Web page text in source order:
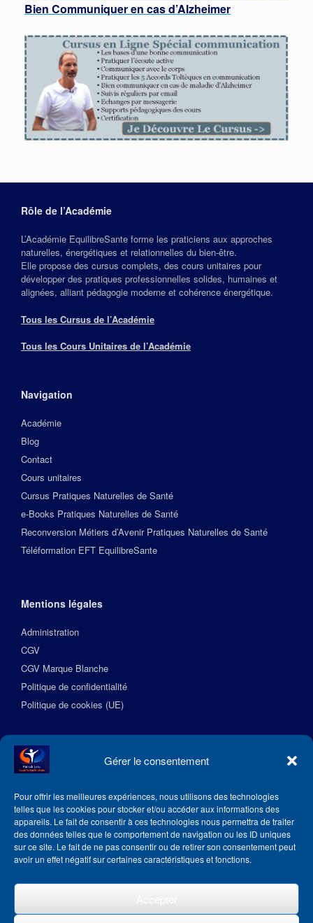
Gérer le consentement
Pour offrir les meilleures expériences, nous utilisons des technologies
telles que les cookies pour stocker et/ou accéder aux informations des
appareils. Le fait de consentir à ces technologies nous permettra de traiter
des données telles que le comportement de navigation ou les ID uniques
sur ce site. Le fait de ne pas consentir ou de retirer son consentement peut
avoir un effet négatif sur certaines caractéristiques et fonctions.
Bien Communiquer en cas d’Alzheimer
Rôle de l’Académie
L’Académie EquilibreSante forme les praticiens aux approches
naturelles, énergétiques et relationnelles du bien‑être.
Elle propose des cursus complets, des cours unitaires pour
développer des pratiques professionnelles solides, humaines et
alignées, alliant pédagogie moderne et cohérence énergétique.
Tous les Cursus de l’Académie
Tous les Cours Unitaires de l’Académie
Navigation
Académie
Blog
Contact
Cours unitaires
Cursus Pratiques Naturelles de Santé
e-Books Pratiques Naturelles de Santé
Reconversion Métiers d’Avenir Pratiques Naturelles de Santé
Téléformation EFT EquilibreSante
Mentions légales
Administration
CGV
CGV Marque Blanche
Politique de confidentialité
Politique de cookies (UE)
Suivez l’Académie EquilibreSante